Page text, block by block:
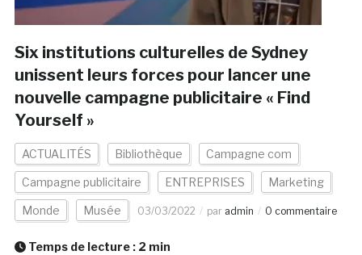
Six institutions culturelles de Sydney
unissent leurs forces pour lancer une
nouvelle campagne publicitaire « Find
Yourself »
ACTUALITÉS Bibliothèque Campagne com
Campagne publicitaire ENTREPRISES Marketing
Monde Musée 03/03/2022 par admin 0 commentaire
Temps de lecture : 2 min